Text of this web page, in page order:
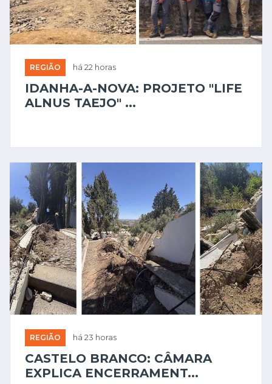
REGIÃO há 22 horas
IDANHA-A-NOVA: PROJETO "LIFE
ALNUS TAEJO" ...
REGIÃO há 23 horas
CASTELO BRANCO: CÂMARA
EXPLICA ENCERRAMENT...